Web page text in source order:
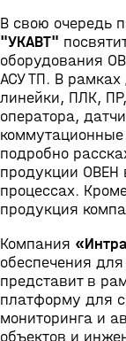
В свою очередь
"УКАВТ"
оборудования
АСУ ТП. В рамках
линейки, ПЛК,
оператора,
подробно
продукции ОВЕН
процессах.
продукция
Компания
обеспечения
представит в
платформу для
мониторинга и